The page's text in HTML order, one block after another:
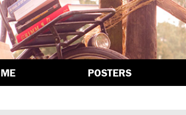
POSTERS